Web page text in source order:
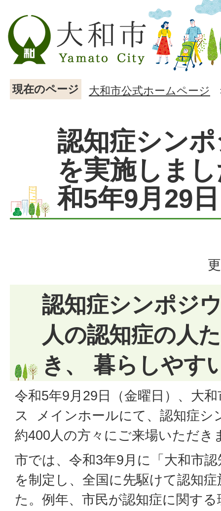
現在のページ 大和市公式ホームページ
認知症シン
を実施しま
和5年9月29
認知症シンポジ
人の認知症の人
き、 暮らしやす
令和5年9月29日（金曜日）、大
ス メインホールにて、認知症シ
約400人の方々にご来場いただき
市では、令和3年9月に「大和市
を制定し、全国に先駆けて認知
た。例年、市民が認知症に関す